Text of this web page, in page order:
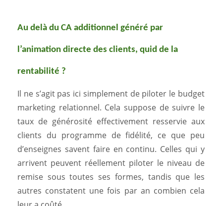
Au delà du CA additionnel généré par
l’animation directe des clients, quid de la
rentabilité ?
Il ne s’agit pas ici simplement de piloter le budget
marketing relationnel. Cela suppose de suivre le
taux de générosité effectivement resservie aux
clients du programme de fidélité, ce que peu
d’enseignes savent faire en continu. Celles qui y
arrivent peuvent réellement piloter le niveau de
remise sous toutes ses formes, tandis que les
autres constatent une fois par an combien cela